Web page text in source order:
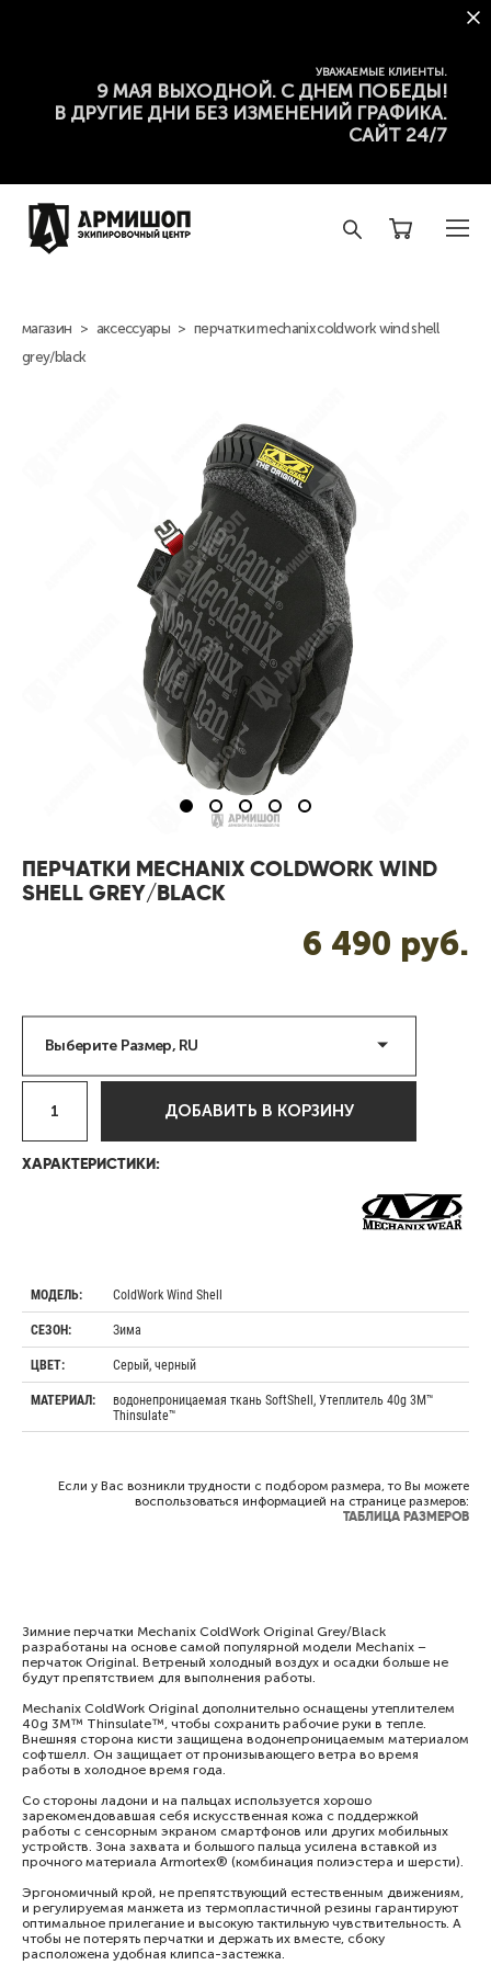
УВАЖАЕМЫЕ КЛИЕНТЫ.
9 МАЯ ВЫХОДНОЙ. С ДНЕМ ПОБЕДЫ!
В ДРУГИЕ ДНИ БЕЗ ИЗМЕНЕНИЙ ГРАФИКА.
САЙТ 24/7
магазин > аксессуары > перчатки mechanix coldwork wind shell
grey/black
ПЕРЧАТКИ MECHANIX COLDWORK WIND
SHELL GREY/BLACK
6 490 pуб.
Выберите Размер, RU
ДОБАВИТЬ В КОРЗИНУ
ХАРАКТЕРИСТИКИ:
МОДЕЛЬ: ColdWork Wind Shell
СЕЗОН: Зима
ЦВЕТ: Серый, черный
МАТЕРИАЛ:
водонепроницаемая ткань SoftShell, Утеплитель 40g 3M™
Thinsulate™
Если у Вас возникли трудности с подбором размера, то Вы можете
воспользоваться информацией на странице размеров:
ТАБЛИЦА РАЗМЕРОВ
Зимние перчатки Mechanix ColdWork Original Grey/Black
разработаны на основе самой популярной модели Mechanix –
перчаток Original. Ветреный холодный воздух и осадки больше не
будут препятствием для выполнения работы.
Mechanix ColdWork Original дополнительно оснащены утеплителем
40g 3M™ Thinsulate™, чтобы сохранить рабочие руки в тепле.
Внешняя сторона кисти защищена водонепроницаемым материалом
софтшелл. Он защищает от пронизывающего ветра во время
работы в холодное время года.
Со стороны ладони и на пальцах используется хорошо
зарекомендовавшая себя искусственная кожа с поддержкой
работы с сенсорным экраном смартфонов или других мобильных
устройств. Зона захвата и большого пальца усилена вставкой из
прочного материала Armortex® (комбинация полиэстера и шерсти).
Эргономичный крой, не препятствующий естественным движениям,
и регулируемая манжета из термопластичной резины гарантируют
оптимальное прилегание и высокую тактильную чувствительность. А
чтобы не потерять перчатки и держать их вместе, сбоку
расположена удобная клипса-застежка.